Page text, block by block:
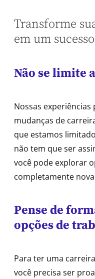
Transforme
em um sucesso
Não se limite
Nossas
mudanças de
que estamos
não tem que ser
você pode explorar
completamente
Pense de
opções de
Para ter uma
você precisa ser